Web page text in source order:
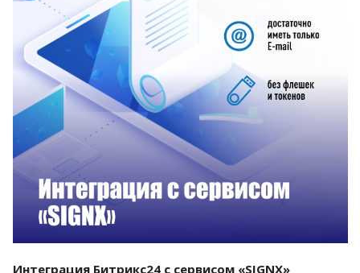
Смотреть проект
Интеграция Битрикс24 с сервисом «SIGNX»